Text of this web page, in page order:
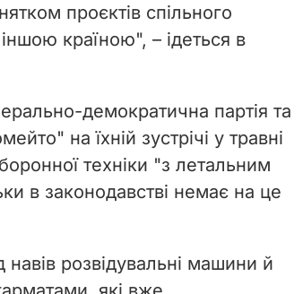
o
проєктів спільного
країною", – ідеться в
демократична партія та
на їхній зустрічі у травні
техніки "з летальним
в законодавстві немає на це
навів розвідувальні машини й